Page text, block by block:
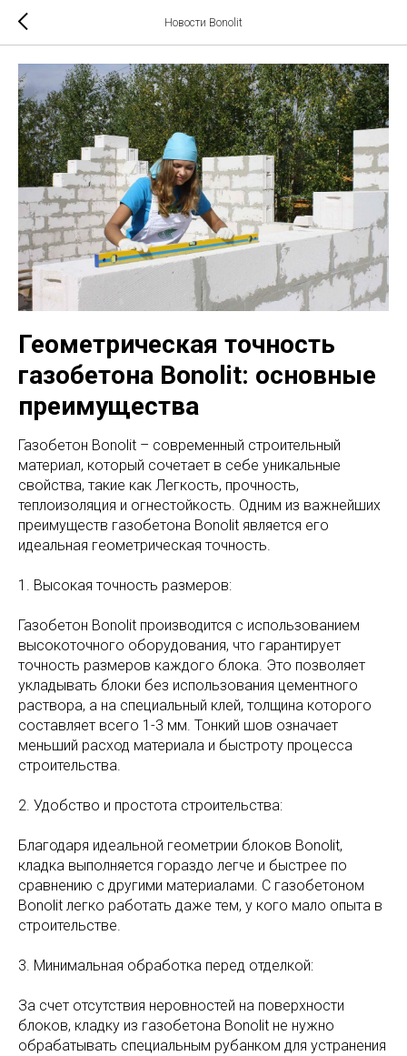
Новости Bonolit
Геометрическая точность
газобетона Bonolit: основные
преимущества
Газобетон Bonolit – современный строительный
материал, который сочетает в себе уникальные
свойства, такие как Легкость, прочность,
теплоизоляция и огнестойкость. Одним из важнейших
преимуществ газобетона Bonolit является его
идеальная геометрическая точность.
1. Высокая точность размеров:
Газобетон Bonolit производится с использованием
высокоточного оборудования, что гарантирует
точность размеров каждого блока. Это позволяет
укладывать блоки без использования цементного
раствора, а на специальный клей, толщина которого
составляет всего 1-3 мм. Тонкий шов означает
меньший расход материала и быстроту процесса
строительства.
2. Удобство и простота строительства:
Благодаря идеальной геометрии блоков Bonolit,
кладка выполняется гораздо легче и быстрее по
сравнению с другими материалами. С газобетоном
Bonolit легко работать даже тем, у кого мало опыта в
строительстве.
3. Минимальная обработка перед отделкой:
За счет отсутствия неровностей на поверхности
блоков, кладку из газобетона Bonolit не нужно
обрабатывать специальным рубанком для устранения